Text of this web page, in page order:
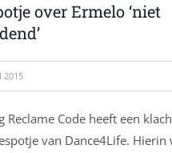
over Ermelo ‘niet
2015
Reclame Code heeft een
van Dance4Life. Hierin